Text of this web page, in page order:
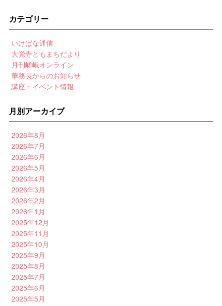
カテゴリー
いけばな通信
大覚寺ともまちだより
月刊嵯峨オンライン
華務長からのお知らせ
講座・イベント情報
月別アーカイブ
2026年8月
2026年7月
2026年6月
2026年5月
2026年4月
2026年3月
2026年2月
2026年1月
2025年12月
2025年11月
2025年10月
2025年9月
2025年8月
2025年7月
2025年6月
2025年5月